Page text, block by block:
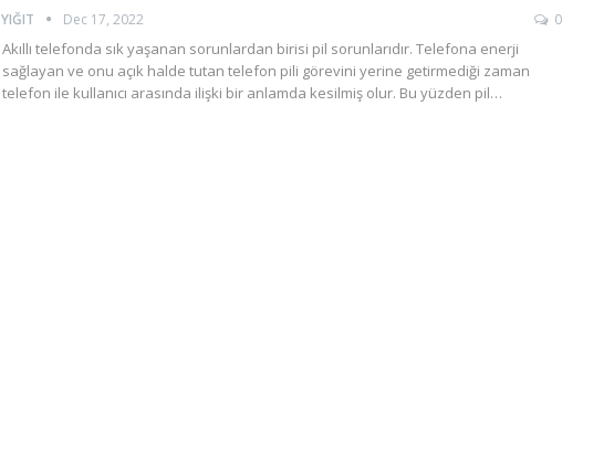
YIĞIT Dec 17, 2022 0
Akıllı telefonda sık yaşanan sorunlardan birisi pil sorunlarıdır. Telefona enerji
sağlayan ve onu açık halde tutan telefon pili görevini yerine getirmediği zaman
telefon ile kullanıcı arasında ilişki bir anlamda kesilmiş olur. Bu yüzden pil…